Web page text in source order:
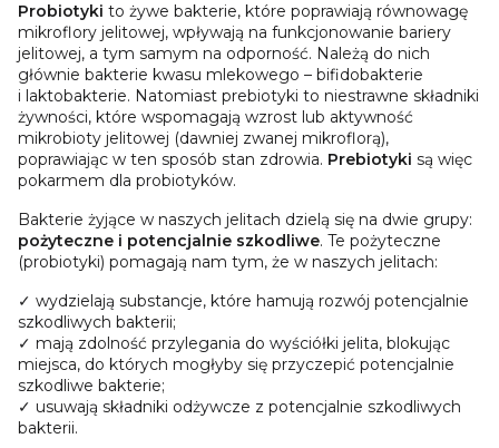
Probiotyki to żywe bakterie, które poprawiają równowagę
mikroflory jelitowej, wpływają na funkcjonowanie bariery
jelitowej, a tym samym na odporność. Należą do nich
głównie bakterie kwasu mlekowego – bifidobakterie
i laktobakterie. Natomiast prebiotyki to niestrawne składniki
żywności, które wspomagają wzrost lub aktywność
mikrobioty jelitowej (dawniej zwanej mikroflorą),
poprawiając w ten sposób stan zdrowia. Prebiotyki są więc
pokarmem dla probiotyków.
Bakterie żyjące w naszych jelitach dzielą się na dwie grupy:
pożyteczne i potencjalnie szkodliwe. Te pożyteczne
(probiotyki) pomagają nam tym, że w naszych jelitach:
✓ wydzielają substancje, które hamują rozwój potencjalnie
szkodliwych bakterii;
✓ mają zdolność przylegania do wyściółki jelita, blokując
miejsca, do których mogłyby się przyczepić potencjalnie
szkodliwe bakterie;
✓ usuwają składniki odżywcze z potencjalnie szkodliwych
bakterii.